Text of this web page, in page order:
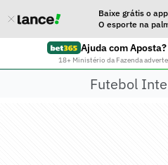
Baixe grátis o
O esporte na
Ajuda com Aposta?
18+ Ministério da Fazenda
Futebol